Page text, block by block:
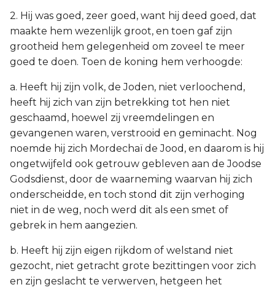
2. Hij was goed, zeer goed, want hij deed goed, dat
maakte hem wezenlijk groot, en toen gaf zijn
grootheid hem gelegenheid om zoveel te meer
goed te doen. Toen de koning hem verhoogde:
a. Heeft hij zijn volk, de Joden, niet verloochend,
heeft hij zich van zijn betrekking tot hen niet
geschaamd, hoewel zij vreemdelingen en
gevangenen waren, verstrooid en geminacht. Nog
noemde hij zich Mordechaï de Jood, en daarom is hij
ongetwijfeld ook getrouw gebleven aan de Joodse
Godsdienst, door de waarneming waarvan hij zich
onderscheidde, en toch stond dit zijn verhoging
niet in de weg, noch werd dit als een smet of
gebrek in hem aangezien.
b. Heeft hij zijn eigen rijkdom of welstand niet
gezocht, niet getracht grote bezittingen voor zich
en zijn geslacht te verwerven, hetgeen het